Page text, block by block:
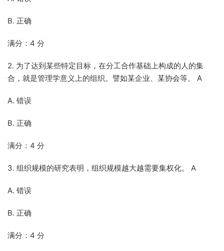
B. 正确
满分：4 分
2. 为了达到某些特定目标，在分工合作基础上构成的人的集
合，就是管理学意义上的组织。譬如某企业、某协会等。 A
A. 错误
B. 正确
满分：4 分
3. 组织规模的研究表明，组织规模越大越需要集权化。 A
A. 错误
B. 正确
满分：4 分